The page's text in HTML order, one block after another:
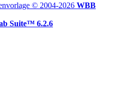
© 2004-2026 WBB
Suite™ 6.2.6